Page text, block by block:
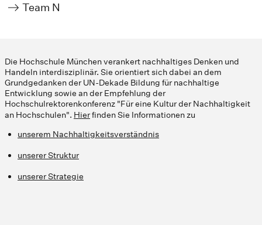
Team N
Die Hochschule München verankert nachhaltiges Denken und
Handeln interdisziplinär. Sie orientiert sich dabei an dem
Grundgedanken der UN-Dekade Bildung für nachhaltige
Entwicklung sowie an der Empfehlung der
Hochschulrektorenkonferenz "Für eine Kultur der Nachhaltigkeit
an Hochschulen". Hierfinden Sie Informationen zu
unserem Nachhaltigkeitsverständnis
unserer Struktur
unserer Strategie